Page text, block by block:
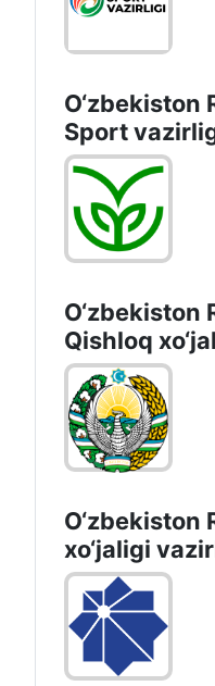
O‘zbekiston
Sport
O‘zbekiston
Qishloq
O‘zbekiston
хo‘jaligi